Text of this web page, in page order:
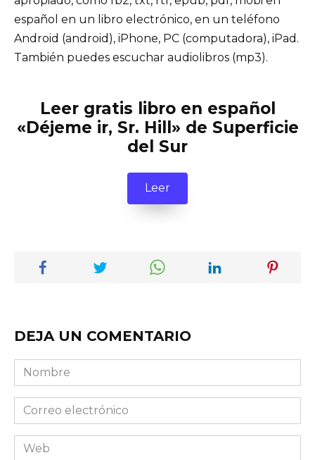
español en un libro electrónico, en un teléfono
Android (android), iPhone, PC (computadora), iPad.
También puedes escuchar audiolibros (mp3).
Leer gratis libro en español
«Déjeme ir, Sr. Hill» de Superficie
del Sur
Leer
DEJA UN COMENTARIO
Nombre
Correo
electrónico
Web